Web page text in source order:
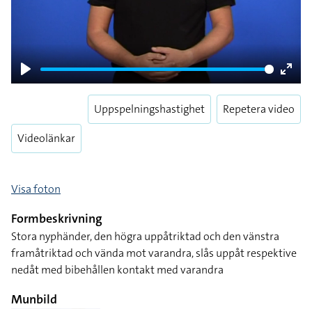
Play
Enter
Videolänkar
Uppspelningshastighet Repetera video
Visa foton
Formbeskrivning
Stora nyphänder, den högra uppåtriktad och den vänstra
framåtriktad och vända mot varandra, slås uppåt respektive
nedåt med bibehållen kontakt med varandra
Munbild